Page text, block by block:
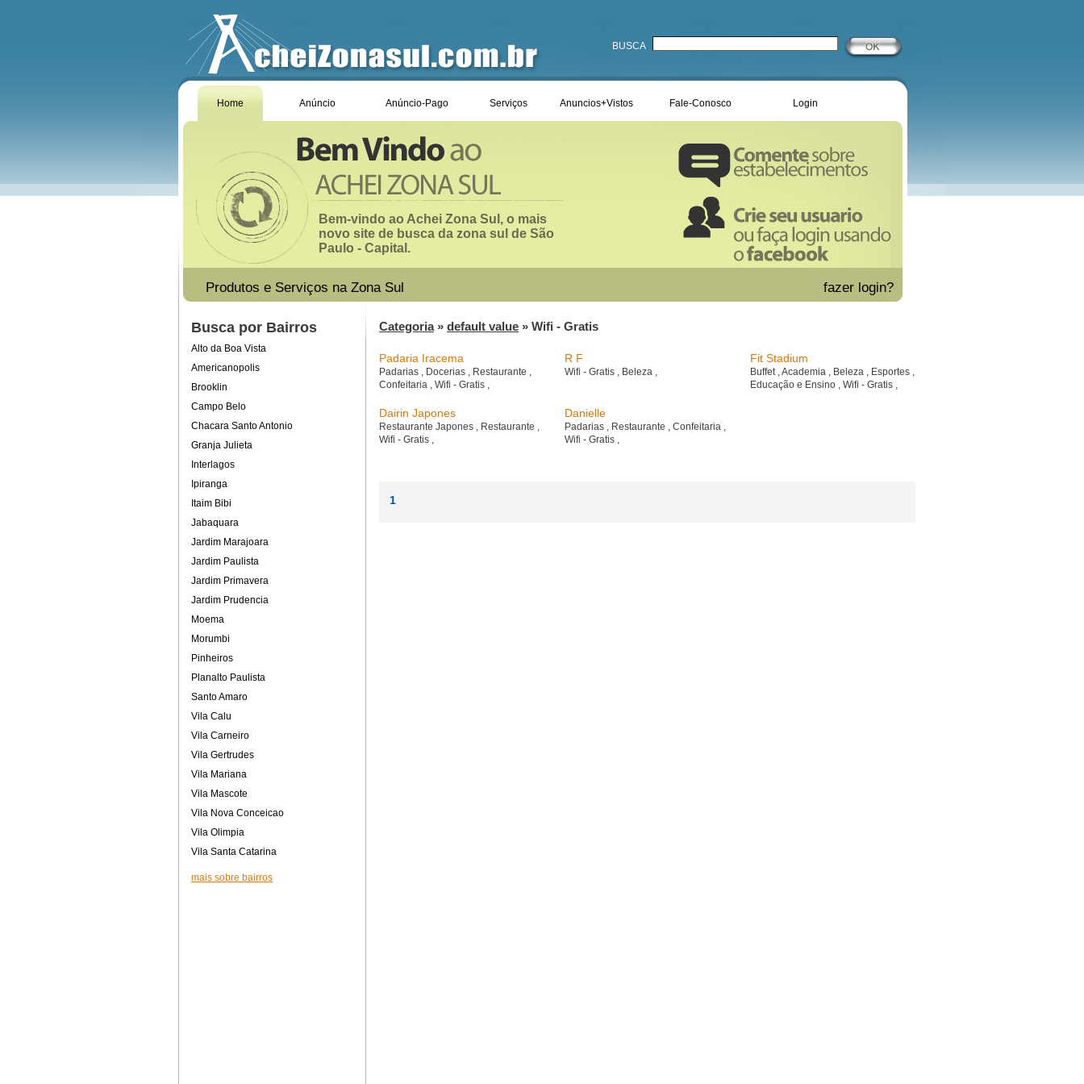
BUSCA
Home Anúncio Anúncio-Pago Serviços Anuncios+Vistos Fale-Conosco Login
Bem-vindo ao Achei Zona Sul, o mais
novo site de busca da zona sul de São
Paulo - Capital.
Produtos e Serviços na Zona Sul fazer login?
Busca por Bairros
Alto da Boa Vista
Americanopolis
Brooklin
Campo Belo
Chacara Santo Antonio
Granja Julieta
Interlagos
Ipiranga
Itaim Bibi
Jabaquara
Jardim Marajoara
Jardim Paulista
Jardim Primavera
Jardim Prudencia
Moema
Morumbi
Pinheiros
Planalto Paulista
Santo Amaro
Vila Calu
Vila Carneiro
Vila Gertrudes
Vila Mariana
Vila Mascote
Vila Nova Conceicao
Vila Olimpia
Vila Santa Catarina
mais sobre bairros
Categoria» default value » Wifi - Gratis
Padaria Iracema
Padarias , Docerias , Restaurante ,
Confeitaria , Wifi - Gratis ,
R F
Wifi - Gratis , Beleza ,
Fit Stadium
Buffet ,Academia , Beleza , Esportes ,
Educação e Ensino , Wifi - Gratis ,
Dairin Japones
Restaurante Japones , Restaurante ,
Wifi - Gratis ,
Danielle
Padarias , Restaurante , Confeitaria ,
Wifi - Gratis ,
1